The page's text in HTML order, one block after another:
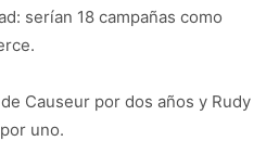
serían 18 campañas como
Causeur por dos años y Rudy
uno.